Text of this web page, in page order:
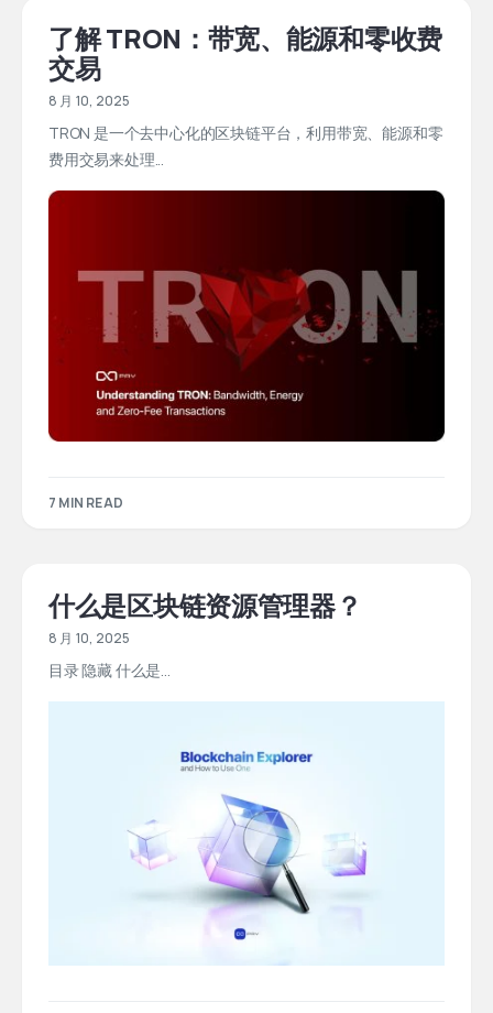
了解 TRON：带宽、能源和零收费
交易
8 月 10, 2025
TRON 是一个去中心化的区块链平台，利用带宽、能源和零
费用交易来处理...
7 MIN READ
什么是区块链资源管理器？
8 月 10, 2025
目录 隐藏 什么是...